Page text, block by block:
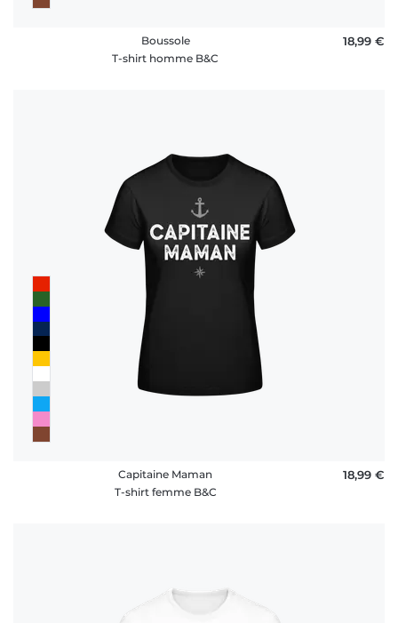
Boussole
T-shirt homme B&C
18,99 €
Capitaine Maman
T-shirt femme B&C
18,99 €